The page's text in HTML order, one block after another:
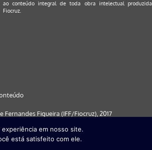
ao conteúdo integral de toda obra intelectual
Fiocruz.
Figueira (IFF/Fiocruz), 2017
| Internet Explorer (a partir da versão 9) | FireFox
em nosso site.
está satisfeito com ele.